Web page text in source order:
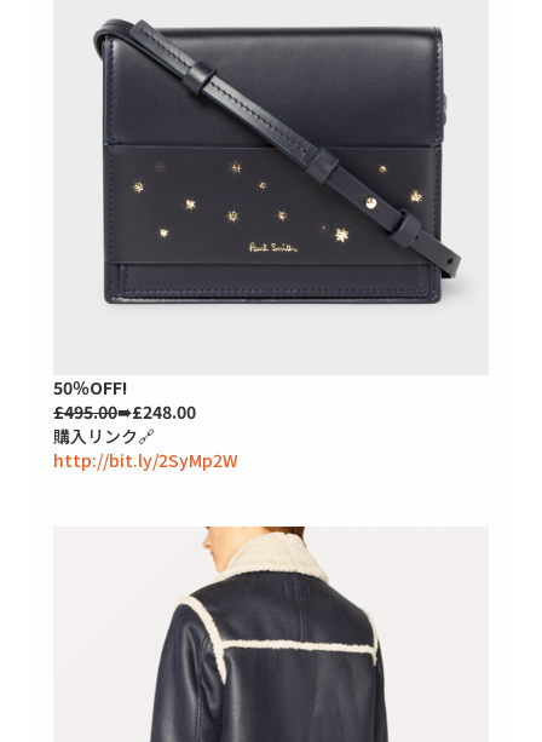
50％OFF!
£495.00➠£248.00
購入リンク🔗
http://bit.ly/2SyMp2W